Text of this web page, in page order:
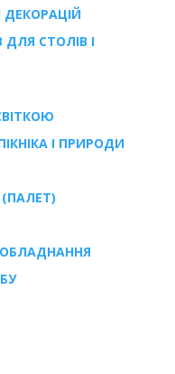
ДЕКОРАЦІЙ
СТОЛІВ І
І ПРИРОДИ